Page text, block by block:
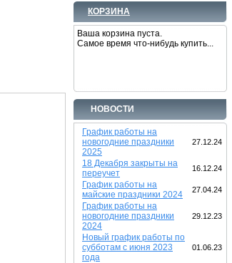
КОРЗИНА
Ваша корзина пуста.
Самое время что-нибудь купить...
НОВОСТИ
График работы на
новогодние праздники
2025
27.12.24
18 Декабря закрыты на
переучет
16.12.24
График работы на
майские праздники 2024
27.04.24
График работы на
новогодние праздники
2024
29.12.23
Новый график работы по
субботам с июня 2023
года
01.06.23